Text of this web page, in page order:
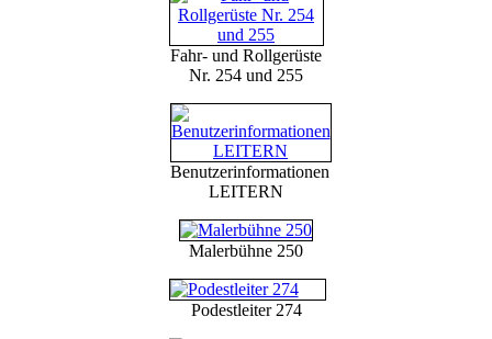
Fahr- und Rollgerüste
Nr. 254 und 255
Benutzerinformationen
LEITERN
Malerbühne 250
Podestleiter 274